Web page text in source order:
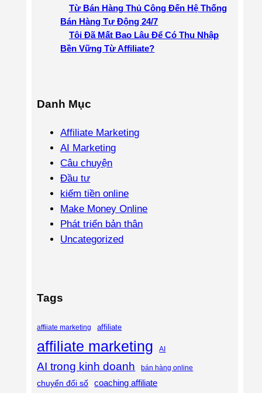
Từ Bán Hàng Thủ Công Đến Hệ Thống
Bán Hàng Tự Động 24/7
Tôi Đã Mất Bao Lâu Để Có Thu Nhập
Bền Vững Từ Affiliate?
Danh Mục
Affiliate Marketing
AI Marketing
Câu chuyện
Đầu tư
kiếm tiền online
Make Money Online
Phát triển bản thân
Uncategorized
Tags
affiiate marketing affiliate
affiliate marketing AI
AI trong kinh doanh bán hàng online
chuyển đổi số coaching affiliate